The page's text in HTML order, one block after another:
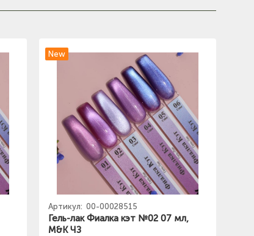
New
Артикул: 00-00028515
Гель-лак Фиалка кэт №02 07 мл,
M&K ЧЗ